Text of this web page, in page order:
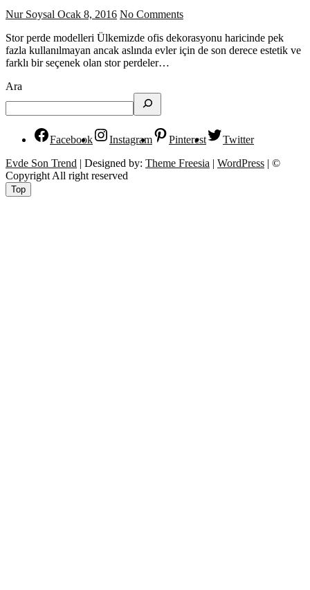
Nur Soysal Ocak 8, 2016 No Comments
Stor perde modelleri Ülkemizde ofis dekorasyonu haricinde pek
fazla kullanılmayan ancak aslında evler için de son derece estetik ve
farklı bir seçenek olan stor perdeler…
Ara
Facebook Instagram Pinterest
Twitter
Evde Son Trend | Designed by: Theme Freesia | WordPress | ©
Copyright All right reserved
Top